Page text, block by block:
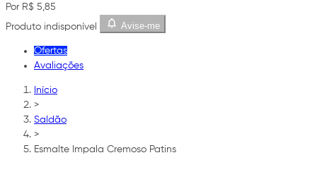
Por R$ 5,85
Produto indisponível
Avise-me
Ofertas
Avaliações
Início
>
Saldão
>
Esmalte Impala Cremoso Patins